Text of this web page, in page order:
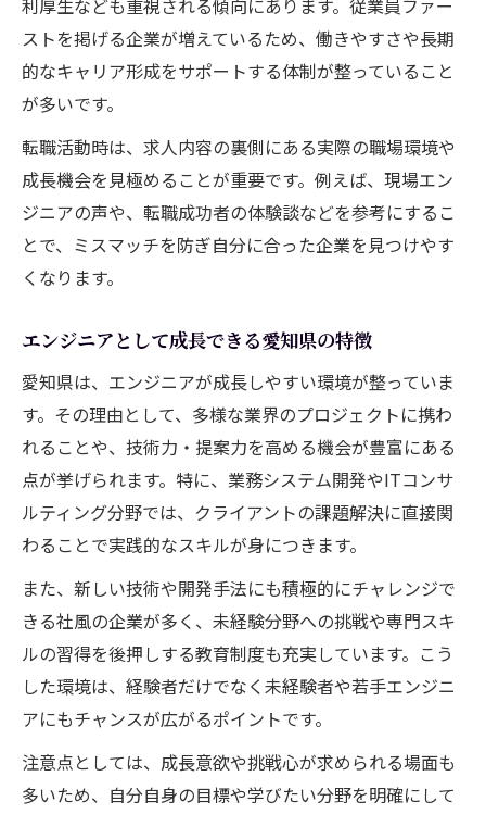
エンジニアが転職で得たキャリアの変化と
は
エンジニア転職実体験から学ぶ面接のポイ
エンジニア転職経験者が語る後悔しない選
択
エンジニアの未来を変えるフォローアップ術
エンジニアのキャリアを伸ばすフォローア
エンジニアが転職後に実践すべき成長支援
策
エンジニアの定着率を高めるフォローアッ
プ術
エンジニア同士のフォローアップが生む効
果とは
エンジニア転職後のキャリア形成サポート
法
ストを掲げる企業が増えているため、働きやすさや長期
的なキャリア形成をサポートする体制が整っていること
が多いです。
転職活動時は、求人内容の裏側にある実際の職場環境や
成長機会を見極めることが重要です。例えば、現場エン
ジニアの声や、転職成功者の体験談などを参考にするこ
とで、ミスマッチを防ぎ自分に合った企業を見つけやす
くなります。
エンジニアとして成長できる愛知県の特徴
愛知県は、エンジニアが成長しやすい環境が整っていま
す。その理由として、多様な業界のプロジェクトに携わ
れることや、技術力・提案力を高める機会が豊富にある
点が挙げられます。特に、業務システム開発やITコンサ
ルティング分野では、クライアントの課題解決に直接関
わることで実践的なスキルが身につきます。
また、新しい技術や開発手法にも積極的にチャレンジで
きる社風の企業が多く、未経験分野への挑戦や専門スキ
ルの習得を後押しする教育制度も充実しています。こう
した環境は、経験者だけでなく未経験者や若手エンジニ
アにもチャンスが広がるポイントです。
注意点としては、成長意欲や挑戦心が求められる場面も
多いため、自分自身の目標や学びたい分野を明確にして